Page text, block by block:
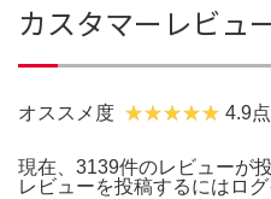
カスタマーレビュ
オススメ度 4.9点
現在、3139件のレビューが
レビューを投稿するには ロ